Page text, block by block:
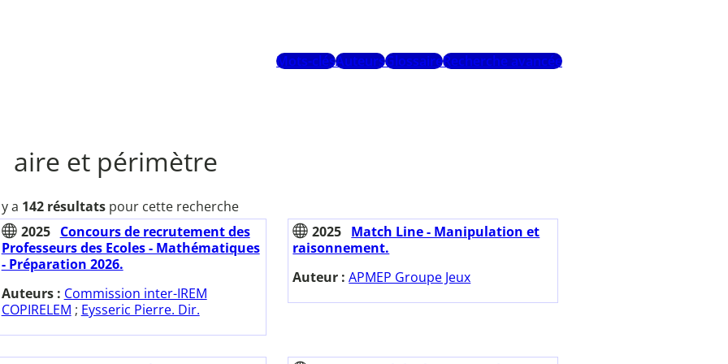
Mots-clésAuteursGlossaireRecherche avancée
aire et périmètre
a 142 résultats pour cette recherche
2025
Concours de recrutement des
Professeurs des Ecoles - Mathématiques
- Préparation 2026.
Auteurs : Commission inter-IREM
COPIRELEM ; Eysseric Pierre. Dir.
2025 Match Line - Manipulation et
raisonnement.
Auteur :APMEP Groupe Jeux